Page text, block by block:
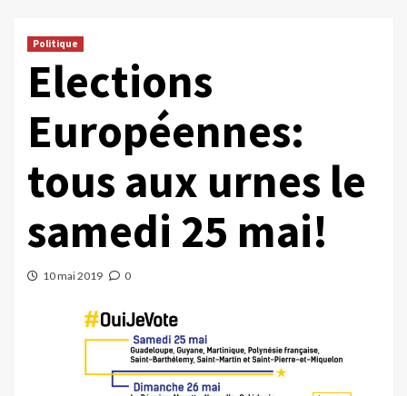
Politique
Elections
Européennes:
tous aux urnes le
samedi 25 mai!
10 mai 2019 0